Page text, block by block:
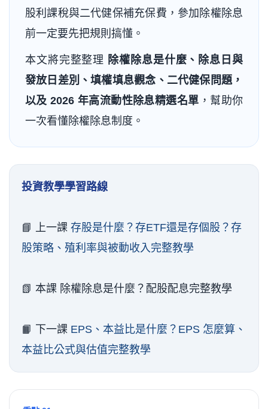
股利課稅與二代健保補充保費，參加除權除息
前一定要先把規則搞懂。
本文將完整整理 除權除息是什麼、除息日與
發放日差別、填權填息觀念、二代健保問題，
以及 2026 年高流動性除息精選名單 ，幫助你
一次看懂除權除息制度。
投資教學學習路線
📘 上一課 存股是什麼？存ETF還是存個股？存
股策略、殖利率與被動收入完整教學
📗 本課 除權除息是什麼？配股配息完整教學
📙 下一課 EPS、本益比是什麼？EPS 怎麼算、
本益比公式與估值完整教學